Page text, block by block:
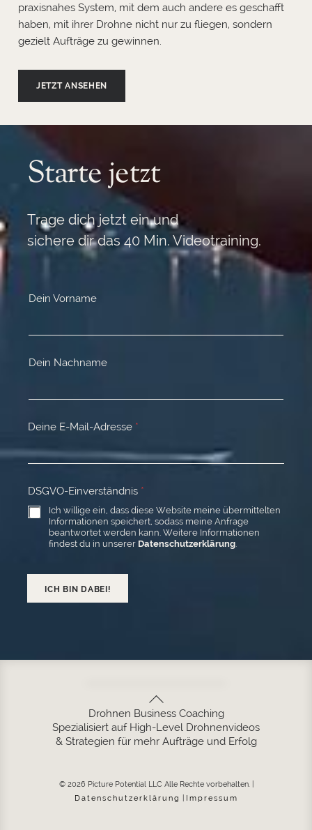
praxisnahes System, mit dem auch andere es geschafft
haben, mit ihrer Drohne nicht nur zu fliegen, sondern
gezielt Aufträge zu gewinnen.
JETZT ANSEHEN
Starte jetzt
Trage dich jetzt ein und
sichere dir das 40 Min. Videotraining.
Dein Vorname
Dein Nachname
Deine E-Mail-Adresse *
DSGVO-Einverständnis *
Ich willige ein, dass diese Website meine übermittelten
Informationen speichert, sodass meine Anfrage
beantwortet werden kann. Weitere Informationen
findest du in unserer Datenschutzerklärung.
ICH BIN DABEI!
Back
To
Top
Drohnen Business Coaching
Spezialisiert auf High-Level Drohnenvideos
& Strategien für mehr Aufträge und Erfolg
© 2026 Picture Potential LLC Alle Rechte vorbehalten. |
Datenschutzerklärung | Impressum